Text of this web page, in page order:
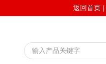
返回首页 |